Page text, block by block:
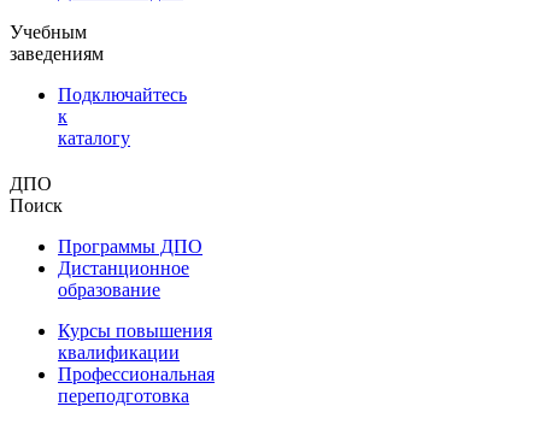
Учебным
заведениям
Подключайтесь
к
каталогу
ДПО
Поиск
Программы ДПО
Дистанционное
образование
Курсы повышения
квалификации
Профессиональная
переподготовка